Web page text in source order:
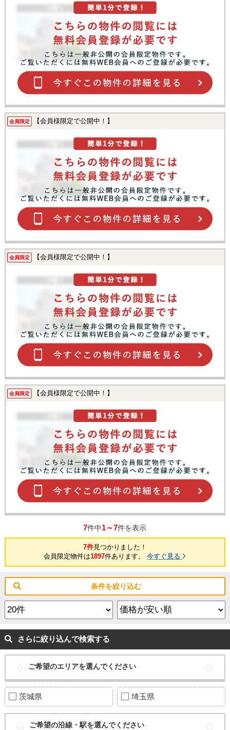
会員限定 【会員様限定で公開中！】
会員限定 【会員様限定で公開中！】
会員限定 【会員様限定で公開中！】
7件中1～7件を表示
7件見つかりました！
会員限定物件は1897件あります。今すぐ見る
条件を絞り込む
さらに絞り込んで検索する
ご希望のエリアを選んでください
茨城県 埼玉県
ご希望の沿線・駅を選んでください